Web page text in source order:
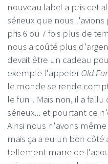
nouveau label a pris cet
sérieux que nous
pris 6 ou 7 fois plus de
nous a coûté plus
devait être un cadeau
exemple l'appelerOld
le monde se rende
le fun ! Mais non, il a
sérieux... et pourtant ce
Ainsi nous n'avons
mais ça a eu un bon côté
tellement marre de